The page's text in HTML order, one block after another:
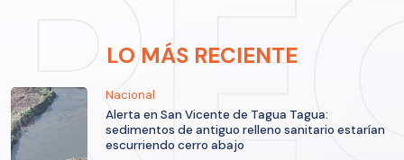
LO MÁS RECIENTE
Nacional
Alerta en San Vicente de Tagua Tagua:
sedimentos de antiguo relleno sanitario estarían
escurriendo cerro abajo